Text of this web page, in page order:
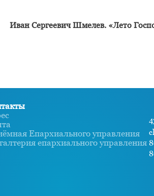
Иван Сергеевич Шмелев. «Лето
Епархиального управления
епархиального управления